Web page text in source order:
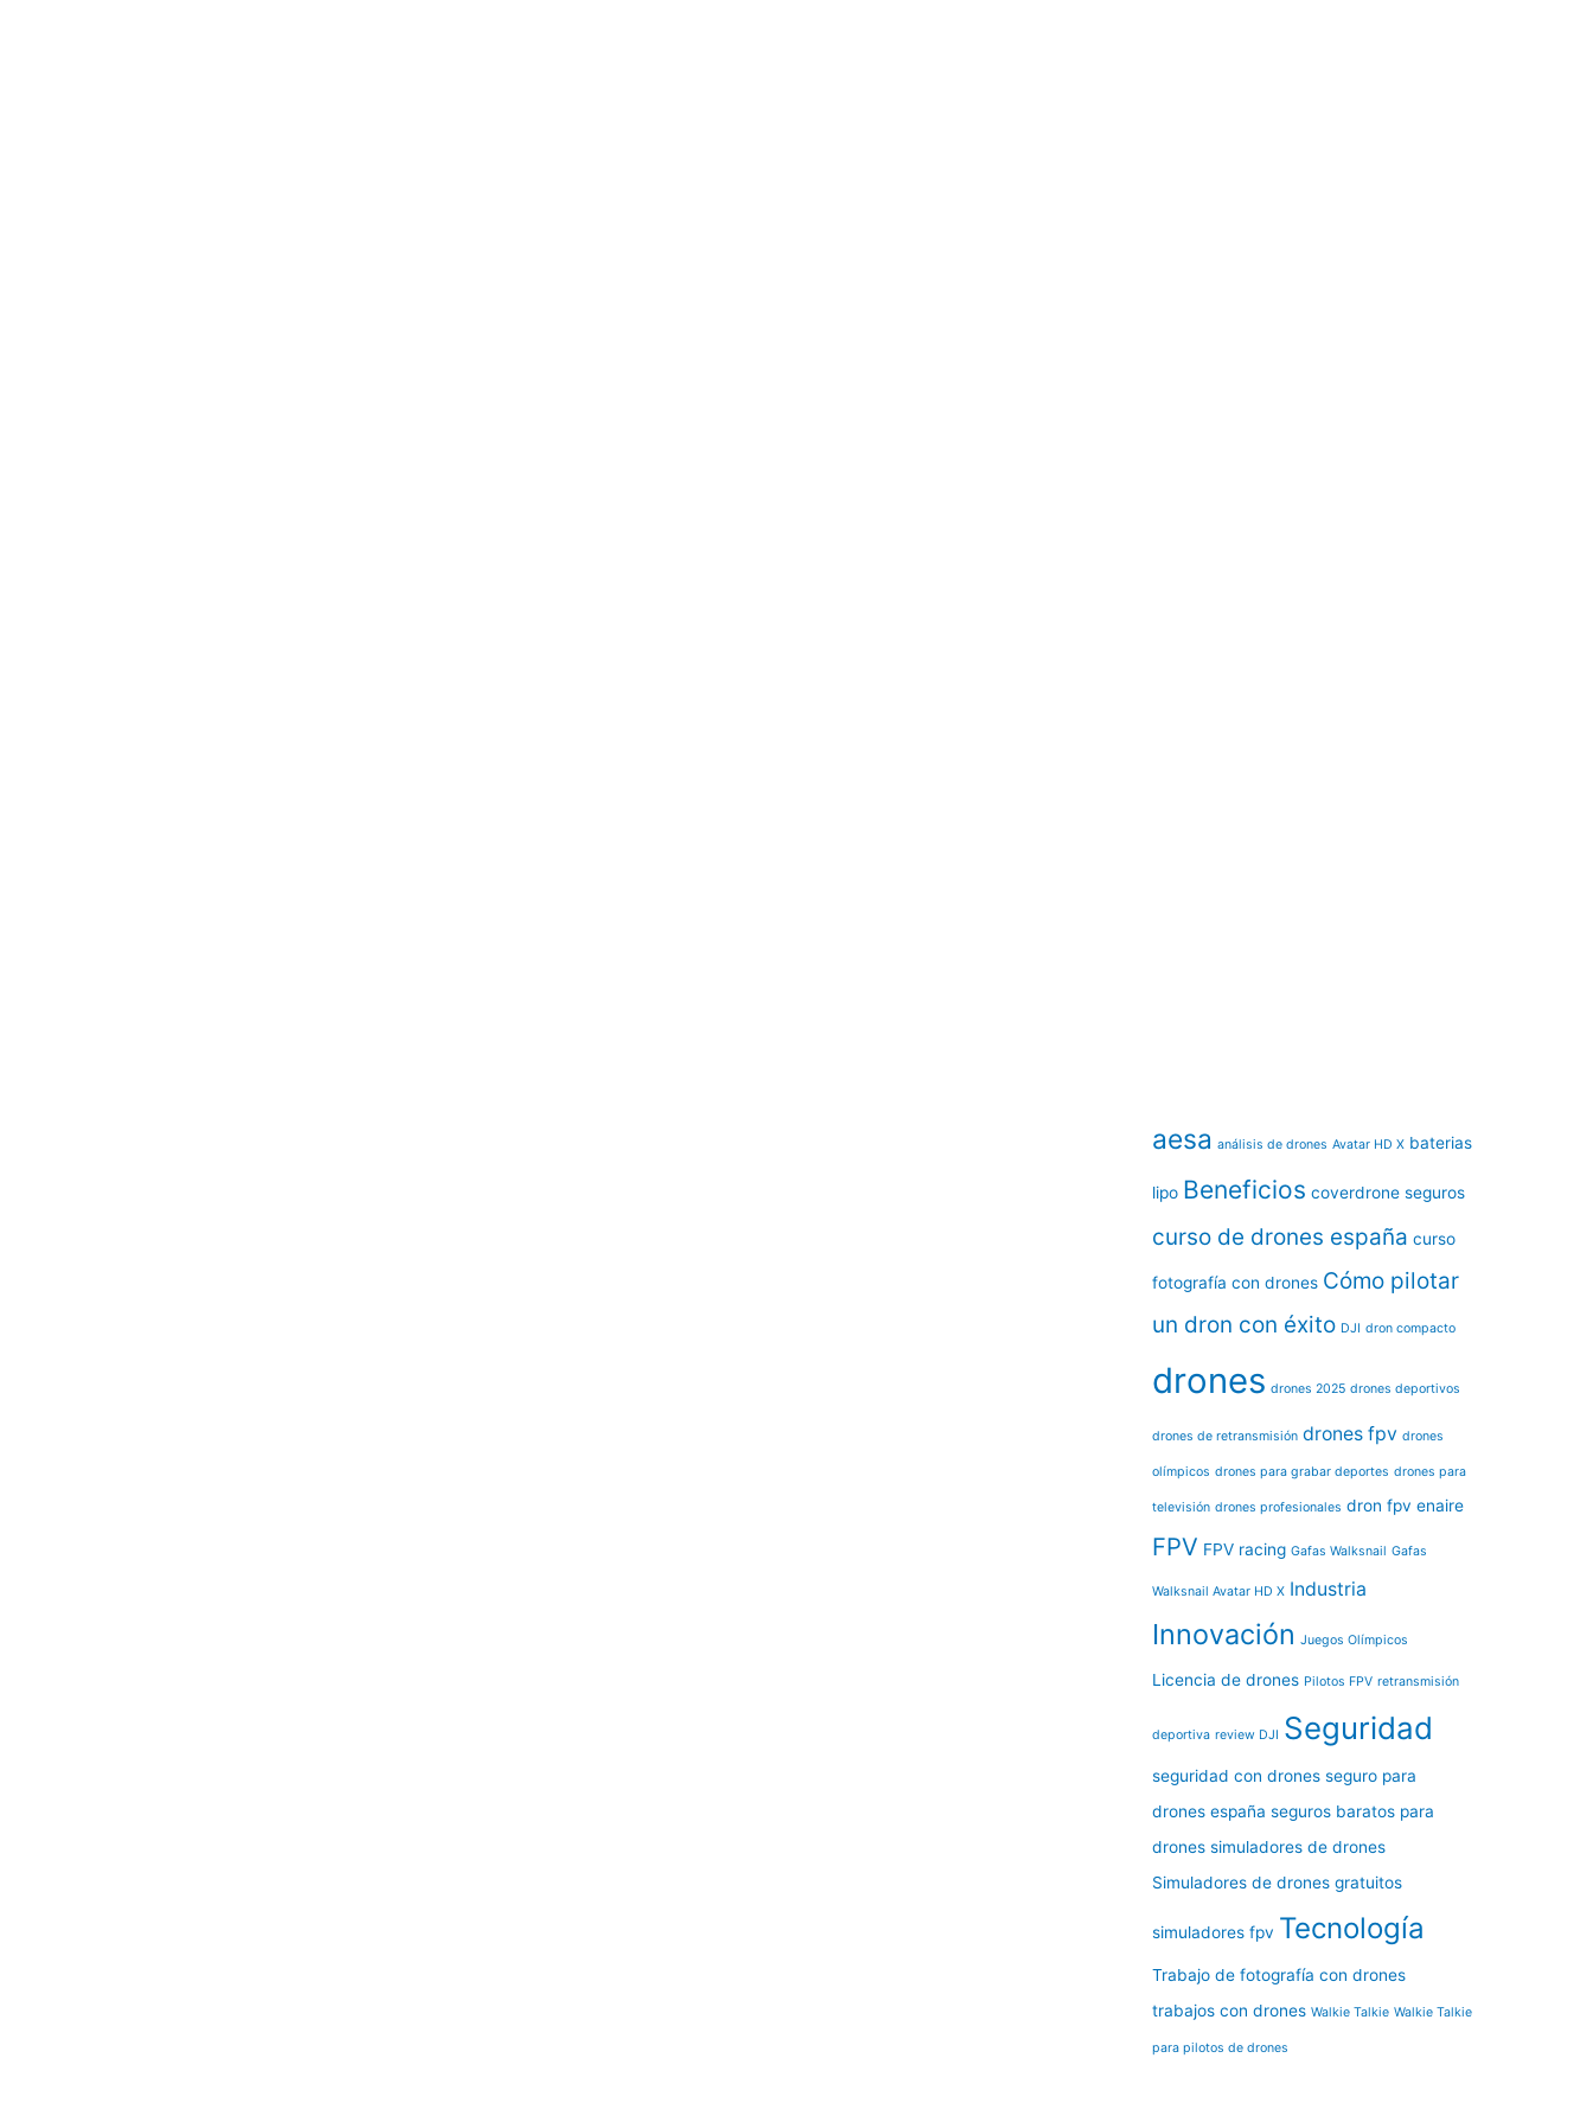
aesa análisis de drones Avatar HD X baterias
lipo Beneficios coverdrone seguros
curso de drones españa curso
fotografía con drones Cómo pilotar
un dron con éxito DJI dron compacto
drones drones 2025 drones deportivos
drones de retransmisión drones fpv drones
olímpicos drones para grabar deportes drones para
televisión drones profesionales dron fpv enaire
FPV FPV racing Gafas Walksnail Gafas
Walksnail Avatar HD X Industria
Innovación Juegos Olímpicos
Licencia de drones Pilotos FPV retransmisión
deportiva review DJI Seguridad
seguridad con drones seguro para
drones españa seguros baratos para
drones simuladores de drones
Simuladores de drones gratuitos
simuladores fpv Tecnología
Trabajo de fotografía con drones
trabajos con drones Walkie Talkie Walkie Talkie
para pilotos de drones